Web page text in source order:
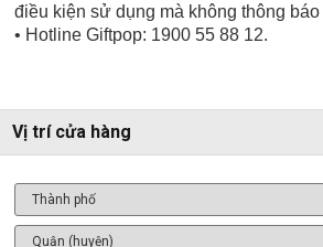
điều kiện sử dụng mà không thông
• Hotline Giftpop: 1900 55 88 12.
Vị trí cửa hàng